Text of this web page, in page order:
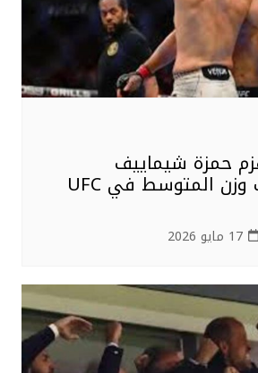
حمزة شيماييف
ويستعيد لقب وزن المتوسط في UFC
17 مايو 2026